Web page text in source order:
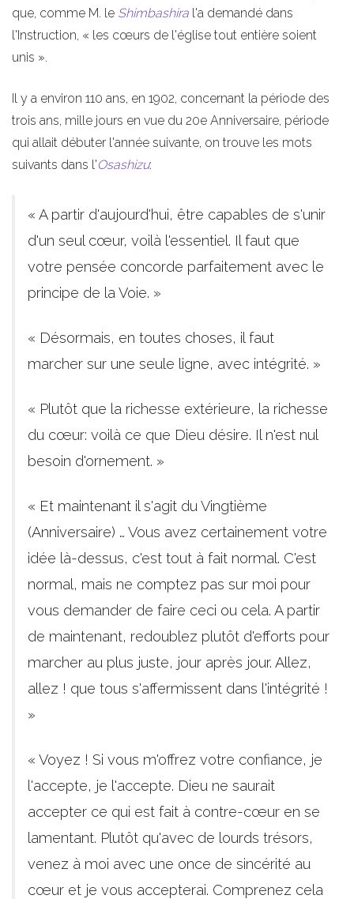
que, comme M. le Shimbashira l'a demandé dans
l'Instruction, « les cœurs de l'église tout entière soient
unis ».
Il y a environ 110 ans, en 1902, concernant la période des
trois ans, mille jours en vue du 20e Anniversaire, période
qui allait débuter l'année suivante, on trouve les mots
suivants dans l'Osashizu:
« A partir d'aujourd'hui, être capables de s'unir
d'un seul cœur, voilà l'essentiel. Il faut que
votre pensée concorde parfaitement avec le
principe de la Voie. »
« Désormais, en toutes choses, il faut
marcher sur une seule ligne, avec intégrité. »
« Plutôt que la richesse extérieure, la richesse
du cœur: voilà ce que Dieu désire. Il n'est nul
besoin d'ornement. »
« Et maintenant il s'agit du Vingtième
(Anniversaire) … Vous avez certainement votre
idée là-dessus, c'est tout à fait normal. C'est
normal, mais ne comptez pas sur moi pour
vous demander de faire ceci ou cela. A partir
de maintenant, redoublez plutôt d'efforts pour
marcher au plus juste, jour après jour. Allez,
allez ! que tous s'affermissent dans l'intégrité !
»
« Voyez ! Si vous m'offrez votre confiance, je
l'accepte, je l'accepte. Dieu ne saurait
accepter ce qui est fait à contre-cœur en se
lamentant. Plutôt qu'avec de lourds trésors,
venez à moi avec une once de sincérité au
cœur et je vous accepterai. Comprenez cela